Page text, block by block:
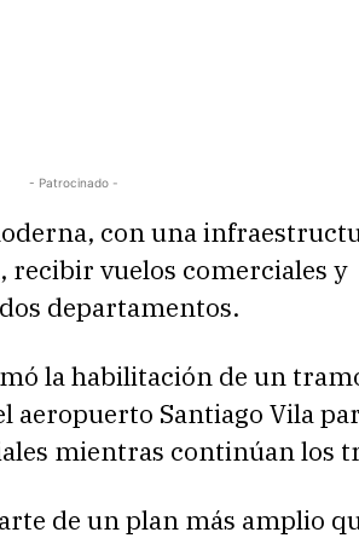
- Patrocinado -
con una
recibir vuelos comerciales y
departamentos.
la habilitación de un
aeropuerto Santiago Vila
mientras continúan los
de un plan más amplio